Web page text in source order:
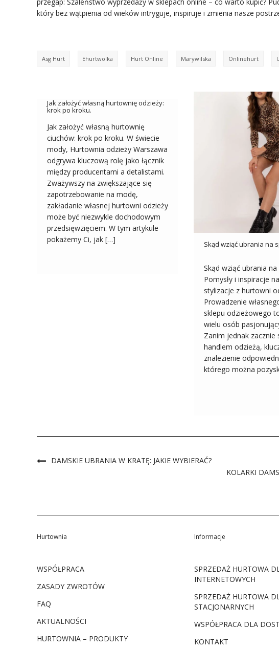
który bez wątpienia od wieków intryguje, inspiruje i zmienia nasze
Asg Hurt Ehurtwolka Hurt Online Marywilska Onlinehurt
Jak założyć własną hurtownię odzieży:
krok po kroku.
Jak założyć własną hurtownię
ciuchów: krok po kroku. W świecie
mody, Hurtownia odzieży Warszawa
odgrywa kluczową rolę jako łącznik
między producentami a detalistami.
Zważywszy na zwiększające się
zapotrzebowanie na modę,
zakładanie własnej hurtowni odzieży
może być niezwykle dochodowym
przedsięwzięciem. W tym artykule
pokażemy Ci, jak […]
Skąd wziąć ubrania na
Skąd wziąć ubrania na
Pomysły i inspiracje
stylizacje z hurtowni
Prowadzenie
sklepu odzieżowego
wielu osób
Zanim jednak zacznie
handlem odzieżą,
znalezienie
którego można
DAMSKIE UBRANIA W KRATĘ: JAKIE WYBIERAĆ?
KOLARKI
Hurtownia
WSPÓŁPRACA
ZASADY ZWROTÓW
FAQ
AKTUALNOŚCI
HURTOWNIA – PRODUKTY
Informacje
SPRZEDAŻ HURTOWA
INTERNETOWYCH
SPRZEDAŻ HURTOWA
STACJONARNYCH
WSPÓŁPRACA DLA
KONTAKT